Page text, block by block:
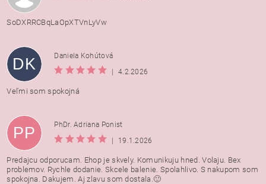
SoDXRRCBqLaOpXTVnLyVw
DK
Daniela Kohútová
|
4.2.2026
Veľmi som spokojná
PP
PhDr. Adriana Ponist
|
19.1.2026
Predajcu odporucam. Ehop je skvely. Komunikuju hned. Volaju. Bex
problemov. Rychle dodanie. Skcele balenie. Spolahlivo. S nakupom som
spokojna. Dakujem. Aj zlavu som dostala.🙂